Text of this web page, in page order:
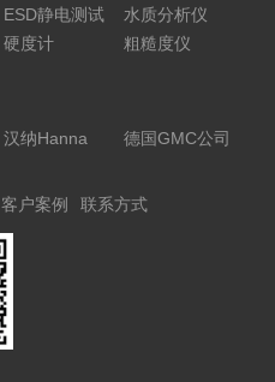
ESD静电测试
仪
水质分析仪
硬度计
粗糙度仪
汉纳Hanna 德国GMC公司
客户案例 联系方式